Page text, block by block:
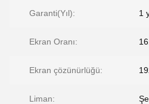
Garanti(Yıl): 1
Ekran Oranı:
Ekran çözünürlüğü:
Liman: